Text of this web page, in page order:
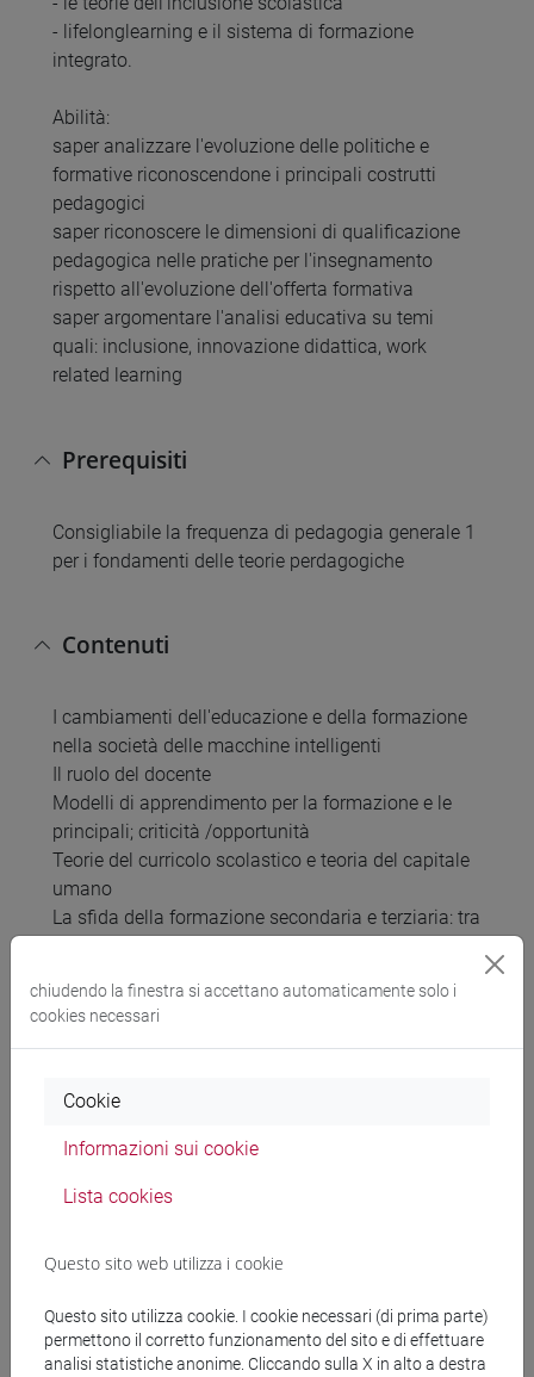
- lifelonglearning e il sistema di formazione
integrato.
Abilità:
saper analizzare l'evoluzione delle politiche e
formative riconoscendone i principali costrutti
pedagogici
saper riconoscere le dimensioni di qualificazione
pedagogica nelle pratiche per l'insegnamento
rispetto all'evoluzione dell'offerta formativa
saper argomentare l'analisi educativa su temi
quali: inclusione, innovazione didattica, work
related learning
Prerequisiti
Consigliabile la frequenza di pedagogia generale 1
per i fondamenti delle teorie perdagogiche
Contenuti
I cambiamenti dell'educazione e della formazione
nella società delle macchine intelligenti
Il ruolo del docente
Modelli di apprendimento per la formazione e le
principali; criticità /opportunità
Teorie del curricolo scolastico e teoria del capitale
umano
La sfida della formazione secondaria e terziaria: tra
La scuola italiana e le sue principali riforme
Testi di riferimento
Per i frequentanti (10 lezioni in presenza)
corso
Per gli studenti che non hanno fatto pedagogia
generale 1 in sede di esame si suggerisce di
chiudendo la finestra si accettano automaticamente solo i
cookies necessari
Cookie
Informazioni sui cookie
Lista cookies
Questo sito web utilizza i cookie
Questo sito utilizza cookie. I cookie necessari (di prima parte)
permettono il corretto funzionamento del sito e di effettuare
analisi statistiche anonime. Cliccando sulla X in alto a destra